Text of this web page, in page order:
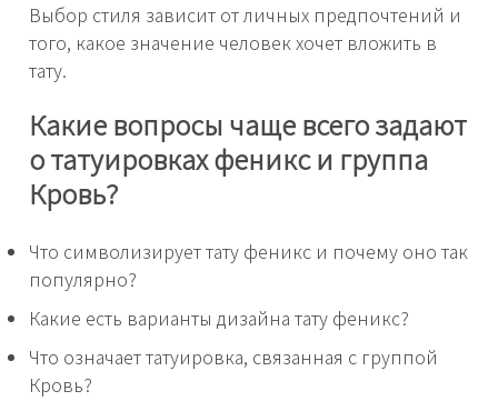
Выбор стиля зависит от личных предпочтений и
того, какое значение человек хочет вложить в
тату.
Какие вопросы чаще всего задают
о татуировках феникс и группа
Кровь?
Что символизирует тату феникс и почему оно так
популярно?
Какие есть варианты дизайна тату феникс?
Что означает татуировка, связанная с группой
Кровь?